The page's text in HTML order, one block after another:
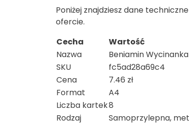
Poniżej znajdziesz dane
ofercie.
Cecha
Wartość
Nazwa
Beniamin
SKU
fc5ad28a69c4
Cena
7.46 zł
Format
A4
Liczba kartek8
Rodzaj
Samoprzylepna,